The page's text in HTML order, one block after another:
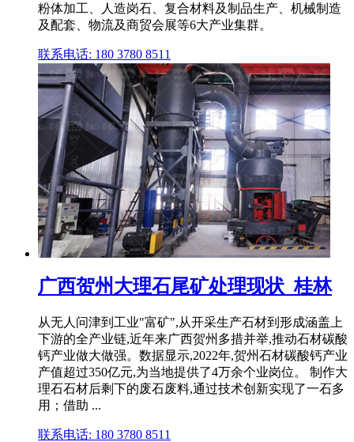
粉体加工、人造岗石、复合材料及制品生产、机械制造
及配套、物流及商贸会展等6大产业集群。
联系电话: 180 3780 8511
广西贺州大理石尾矿处理现状_桂林
从无人问津到工业"富矿",从开采生产石材到形成涵盖上
下游的全产业链,近年来广西贺州多措并举,推动石材碳酸
钙产业做大做强。数据显示,2022年,贺州石材碳酸钙产业
产值超过350亿元,为当地提供了4万余个业岗位。 制作大
理石石材后剩下的废石废料,通过技术创新实现了一石多
用；借助 ...
联系电话: 180 3780 8511